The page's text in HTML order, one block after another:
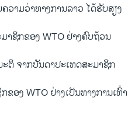
າມວ່າທາງການລາວ ໄດ້ຮັບສຽງ
າຊິກຂອງ WTO ຢ່າງຄົບຖ້ວນ
ຕິ ຈາກບັນດາປະເທດສະມາຊິກ
ຂອງ WTO ຢ່າງເປັນທາງການເທົ່າ